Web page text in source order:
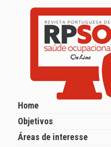
Home
Objetivos
Áreas de interesse